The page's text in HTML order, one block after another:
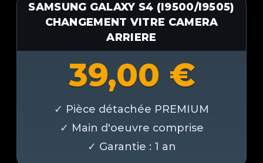
SAMSUNG GALAXY S4 (I9500/I9505)
CHANGEMENT VITRE CAMERA
ARRIERE
39,00 €